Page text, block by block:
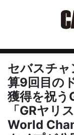
セバスチ
算9回目の
獲得を祝う
「GRヤリ
World